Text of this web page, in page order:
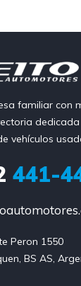
familiar con
vehículos
441-
Peron 1550
BS AS,